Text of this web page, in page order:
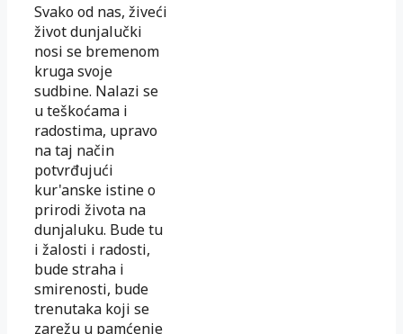
Svako od nas, živeći
život dunjalučki
nosi se bremenom
kruga svoje
sudbine. Nalazi se
u teškoćama i
radostima, upravo
na taj način
potvrđujući
kur'anske istine o
prirodi života na
dunjaluku. Bude tu
i žalosti i radosti,
bude straha i
smirenosti, bude
trenutaka koji se
zarežu u pamćenje